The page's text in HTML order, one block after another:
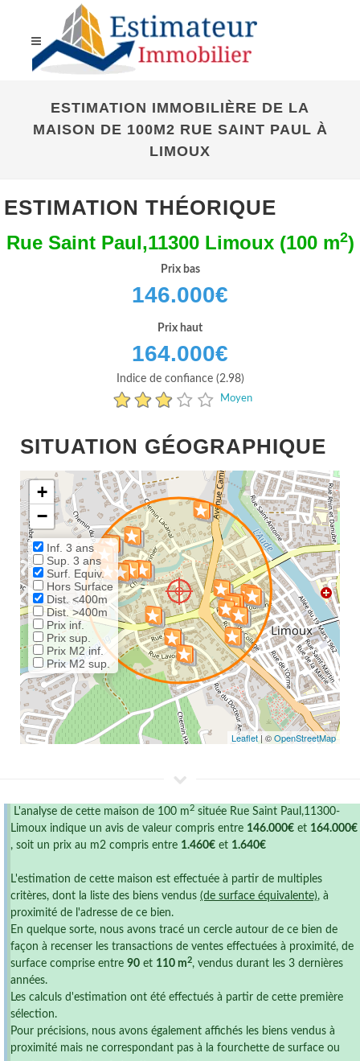
ESTIMATION IMMOBILIÈRE DE LA
MAISON DE 100M2 RUE SAINT PAUL À
LIMOUX
ESTIMATION THÉORIQUE
Rue Saint Paul,11300 Limoux (100 m2)
Prix bas
146.000€
Prix haut
164.000€
Indice de confiance (2.98)
Moyen
SITUATION GÉOGRAPHIQUE
+
−
Inf. 3 ans
Sup. 3 ans
Surf. Equiv.
Hors Surface
Dist. <400m
Dist. >400m
Prix inf.
Prix sup.
Prix M2 inf.
Prix M2 sup.
Leaflet | ©OpenStreetMap
L'analyse de cette maison de 100 m 2 située Rue Saint Paul,11300-
Limoux indique un avis de valeur compris entre 146.000€ et 164.000€
, soit un prix au m2 compris entre 1.460€ et 1.640€
L'estimation de cette maison est effectuée à partir de multiples
critères, dont la liste des biens vendus (de surface équivalente), à
proximité de l'adresse de ce bien.
En quelque sorte, nous avons tracé un cercle autour de ce bien de
façon à recenser les transactions de ventes effectuées à proximité, de
surface comprise entre 90 et 110 m2, vendus durant les 3 dernières
années.
Les calculs d'estimation ont été effectués à partir de cette première
sélection.
Pour précisions, nous avons également affichés les biens vendus à
proximité mais ne correspondant pas à la fourchette de surface ou